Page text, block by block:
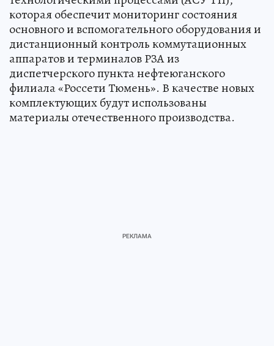
которая обеспечит мониторинг состояния
основного и вспомогательного оборудования и
дистанционный контроль коммутационных
аппаратов и терминалов РЗА из
диспетчерского пункта нефтеюганского
филиала «Россети Тюмень». В качестве новых
комплектующих будут использованы
материалы отечественного производства.